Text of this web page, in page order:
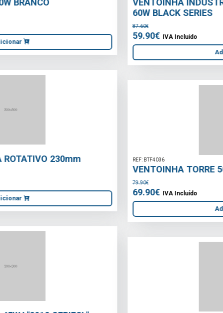
59.90€IVA Incluído
Adicionar
REF: BTF4036
VENTOINHA TORRE 50W BELTAX
69.90€IVA Incluído
Adicionar